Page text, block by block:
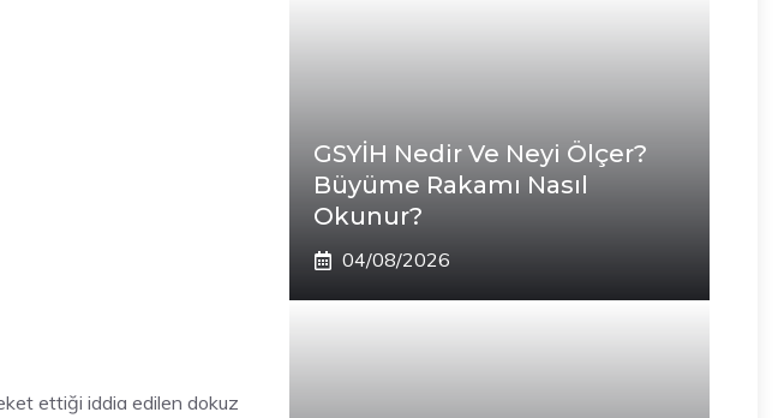
ettiği iddia edilen dokuz
GSYİH Nedir Ve Neyi Ölçer?
Büyüme Rakamı Nasıl
Okunur?
04/08/2026